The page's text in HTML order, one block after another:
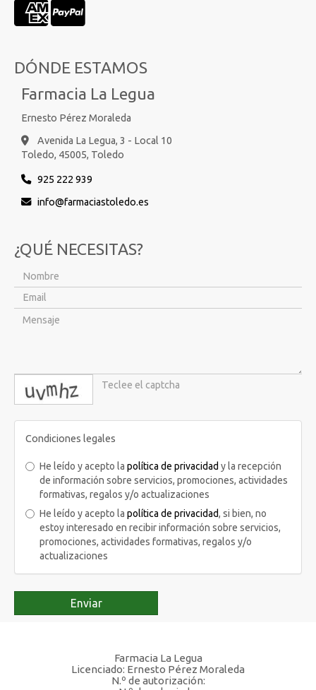
DÓNDE ESTAMOS
Farmacia La Legua
Ernesto Pérez Moraleda
Avenida La Legua, 3 - Local 10
Toledo, 45005, Toledo
925 222 939
info
farmaciastoledo.es
¿QUÉ NECESITAS?
captcha
Condiciones legales
He leído y acepto la política de privacidad y la recepción
de información sobre servicios, promociones, actividades
formativas, regalos y/o actualizaciones
He leído y acepto la política de privacidad, si bien, no
estoy interesado en recibir información sobre servicios,
promociones, actividades formativas, regalos y/o
actualizaciones
Enviar
Farmacia La Legua
Licenciado: Ernesto Pérez Moraleda
N.º de autorización: